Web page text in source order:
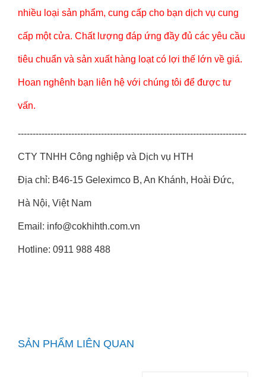
nhiều loại sản phẩm, cung cấp cho bạn dịch vụ cung
cấp một cửa. Chất lượng đáp ứng đầy đủ các yêu cầu
tiêu chuẩn và sản xuất hàng loạt có lợi thế lớn về giá.
Hoan nghênh bạn liên hệ với chúng tôi để được tư
vấn.
-----------------------------------------------------------------------------
CTY TNHH Công nghiệp và Dịch vụ HTH
Địa chỉ: B46-15 Geleximco B, An Khánh, Hoài Đức,
Hà Nội, Việt Nam
Email: info@cokhihth.com.vn
Hotline: 0911 988 488
SẢN PHẨM LIÊN QUAN